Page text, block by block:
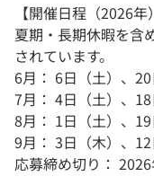
【開催日程（2026年
夏期・長期休暇を含
されています。
6月： 6日（土）、20
7月： 4日（土）、18
8月： 1日（土）、19
9月： 3日（木）、12
応募締め切り：